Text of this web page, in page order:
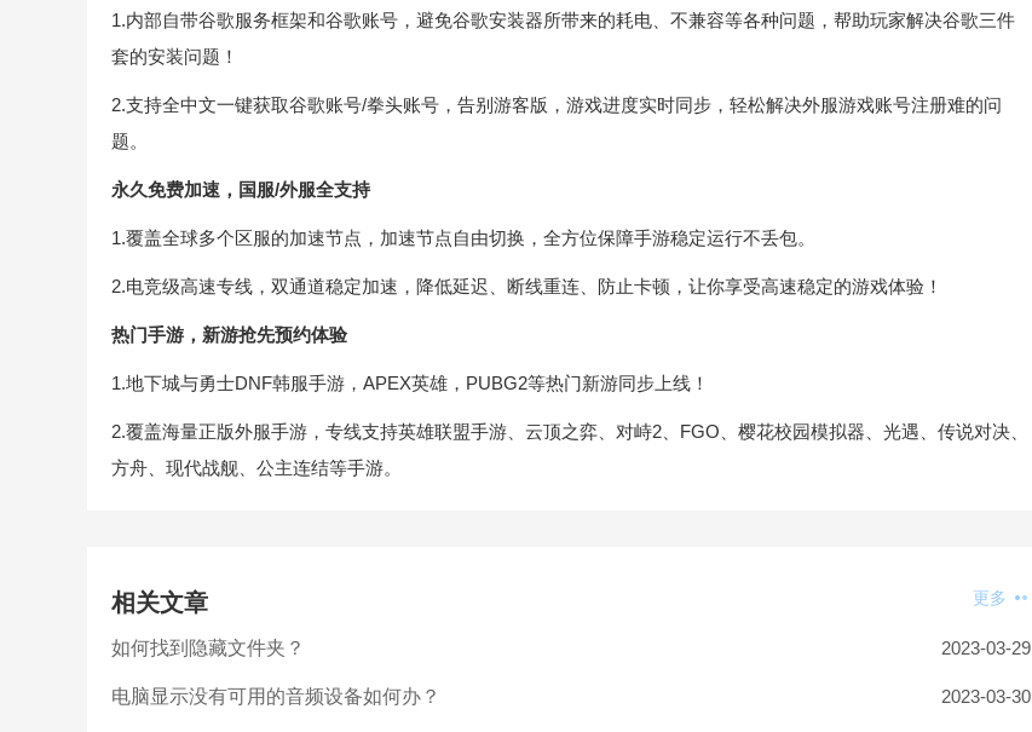
1.内部自带谷歌服务框架和谷歌账号，避免谷歌安装器所带来的耗电、不兼容等各种问题，帮助玩家解决谷歌三件
套的安装问题！
2.支持全中文一键获取谷歌账号/拳头账号，告别游客版，游戏进度实时同步，轻松解决外服游戏账号注册难的问
题。
永久免费加速，国服/外服全支持
1.覆盖全球多个区服的加速节点，加速节点自由切换，全方位保障手游稳定运行不丢包。
2.电竞级高速专线，双通道稳定加速，降低延迟、断线重连、防止卡顿，让你享受高速稳定的游戏体验！
热门手游，新游抢先预约体验
1.地下城与勇士DNF韩服手游，APEX英雄，PUBG2等热门新游同步上线！
2.覆盖海量正版外服手游，专线支持英雄联盟手游、云顶之弈、对峙2、FGO、樱花校园模拟器、光遇、传说对决、
方舟、现代战舰、公主连结等手游。
相关文章 更多
如何找到隐藏文件夹？ 2023-03-29
电脑显示没有可用的音频设备如何办？ 2023-03-30